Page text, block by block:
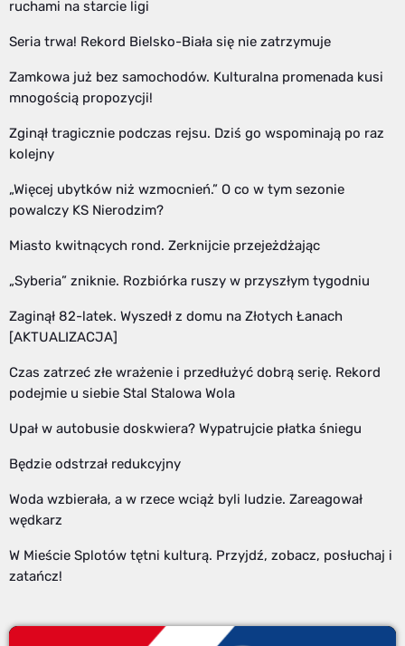
ruchami na starcie ligi
Seria trwa! Rekord Bielsko-Biała się nie zatrzymuje
Zamkowa już bez samochodów. Kulturalna promenada kusi
mnogością propozycji!
Zginął tragicznie podczas rejsu. Dziś go wspominają po raz
kolejny
„Więcej ubytków niż wzmocnień.” O co w tym sezonie
powalczy KS Nierodzim?
Miasto kwitnących rond. Zerknijcie przejeżdżając
„Syberia” zniknie. Rozbiórka ruszy w przyszłym tygodniu
Zaginął 82-latek. Wyszedł z domu na Złotych Łanach
[AKTUALIZACJA]
Czas zatrzeć złe wrażenie i przedłużyć dobrą serię. Rekord
podejmie u siebie Stal Stalowa Wola
Upał w autobusie doskwiera? Wypatrujcie płatka śniegu
Będzie odstrzał redukcyjny
Woda wzbierała, a w rzece wciąż byli ludzie. Zareagował
wędkarz
W Mieście Splotów tętni kulturą. Przyjdź, zobacz, posłuchaj i
zatańcz!